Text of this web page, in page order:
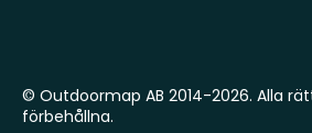
© Outdoormap AB 2014-2026. Alla
förbehållna.